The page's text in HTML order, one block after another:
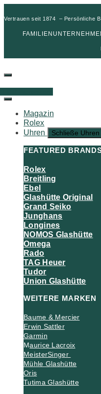
Vertrauen seit 1874 – Persönliche
Magazin
Rolex
Uhren
Schließe Uhren
FEATURED
Rolex
Breitling
Ebel
Glashütte Original
Grand Seiko
Junghans
Longines
NOMOS Glashütte
Omega
Rado
TAG Heuer
Tudor
Union Glashütte
WEITERE MARKEN
Baume & Mercier
Erwin Sattler
Garmin
Maurice Lacroix
MeisterSinger
Mühle Glashütte
Oris
Tutima Glashütte